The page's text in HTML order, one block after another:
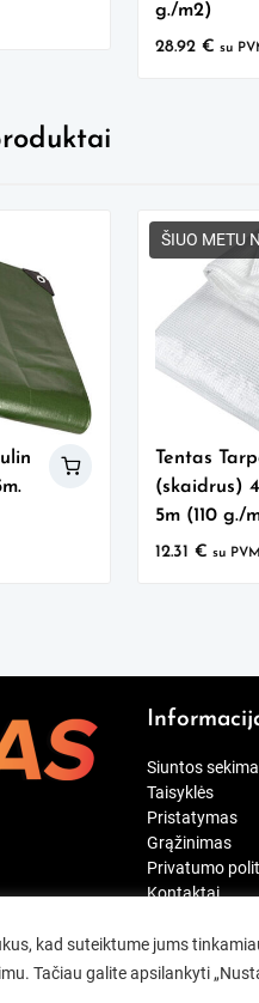
kad suteiktume jums
Tačiau galite apsilankyti
g./m2)
28.92€ su
ŠIUO METU
Tentas
(skaidrus)
5m (110 g./
12.31€ su PVM
Siuntos
Taisyklės
Pristatymas
Grąžinimas
Privatumo
Kontaktai